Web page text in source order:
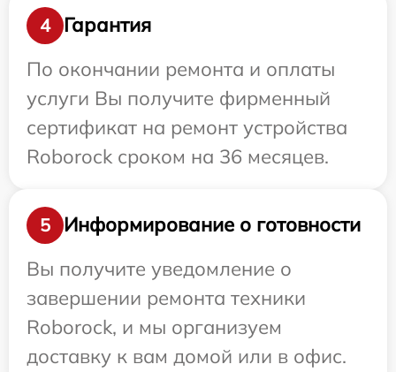
4
Гарантия
По окончании ремонта и оплаты
услуги Вы получите фирменный
сертификат на ремонт устройства
Roborock сроком на 36 месяцев.
5
Информирование о готовности
Вы получите уведомление о
завершении ремонта техники
Roborock, и мы организуем
доставку к вам домой или в офис.